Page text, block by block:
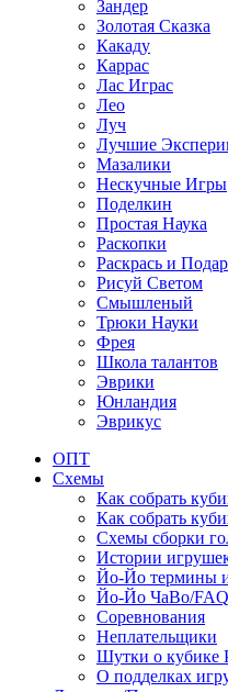
Зандер
Золотая Сказка
Какаду
Каррас
Лас Играс
Лео
Луч
Лучшие
Мазалики
Нескучные Игры
Поделкин
Простая Наука
Раскопки
Раскрась и
Рисуй Светом
Смышленый
Трюки Науки
Фрея
Школа талантов
Эврики
Юнландия
Эврикус
ОПТ
Схемы
Как собрать
Как собрать
Схемы сборки
Истории
Йо-Йо термины
Йо-Йо ЧаВо/FAQ
Соревнования
Неплательщики
Шутки о кубике
О подделках